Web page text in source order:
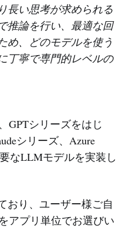
長い思考が求められる
推論を行い、最適な回
め、どのモデルを使う
丁寧で専門的レベルの
GPTシリーズをはじ
シリーズ、Azure
なLLMモデルを実装し
おり、ユーザー様ご自
アプリ単位でお選びい